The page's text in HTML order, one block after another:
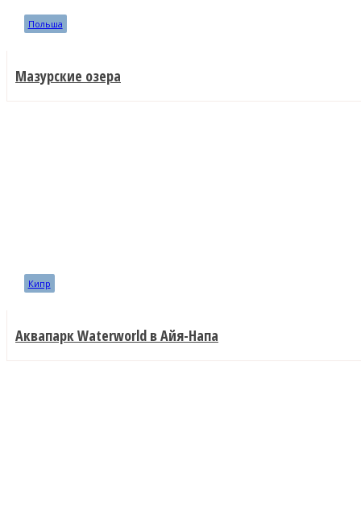
Польша
Мазурские озера
Кипр
Аквапарк Waterworld в Айя-Напа